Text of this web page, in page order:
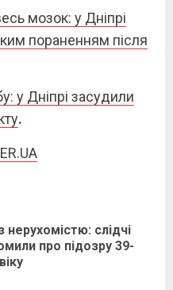
мозок: у Дніпрі
пораненням після
у Дніпрі засудили
.
слідчі
про підозру 39-